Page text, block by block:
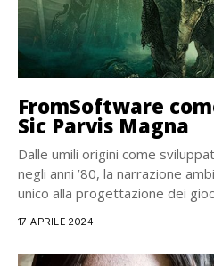
FromSoftware
Sic Parvis Magna
Dalle umili origini come
negli anni ’80, la narrazione
unico alla progettazione dei
17 APRILE 2024